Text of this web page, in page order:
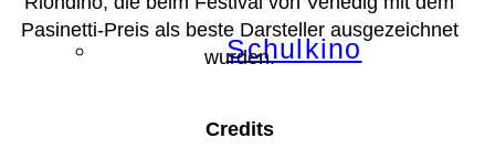
Schulkino
Pasinetti-Preis als beste Darsteller ausgezeichnet
wurden.
Credits